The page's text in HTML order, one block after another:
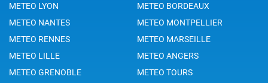
METEO LYON
METEO BORDEAUX
METEO NANTES
METEO MONTPELLIER
METEO RENNES
METEO MARSEILLE
METEO LILLE
METEO ANGERS
METEO GRENOBLE
METEO TOURS